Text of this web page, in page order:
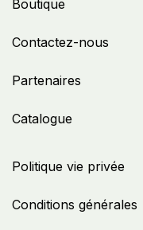
Politique vie privée
Conditions générales
Boutique
Contactez-nous
Partenaires
Catalogue